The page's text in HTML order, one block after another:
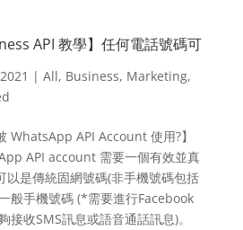
API 教學】任何電話號碼可
| All, Business, Marketing,
WhatsApp API Account 使用?】
API account 需要一個有效並真
以是傳統固網號碼(非手機號碼包括
般手機號碼 (*需要進行Facebook
接收SMS訊息或語音通話訊息)。